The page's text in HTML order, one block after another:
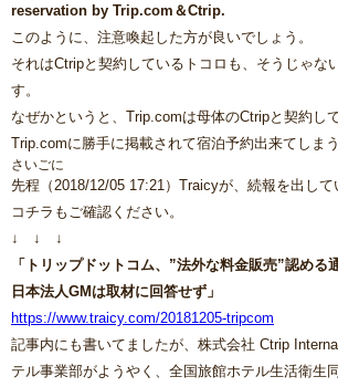
reservation by Trip.com＆Ctrip.
このように、注意喚起した方が良いでしょう。
それはCtripと契約しているトコロも、そうじゃな
す。
なぜかというと、Trip.comは母体のCtripと契約し
Trip.comに勝手に掲載されて宿泊予約出来てしまう
さいごに
先程（2018/12/05 17:21）Traicyが、続報を出して
コチラもご確認ください。
↓ ↓ ↓
「トリップドットコム、”法外な料金販売”認める
日本法人GMは取材に回答せず」
https://www.traicy.com/20181205-tripcom
記事内にも書いてましたが、株式会社 Ctrip
テル事業部がようやく、全国旅館ホテル生活衛生